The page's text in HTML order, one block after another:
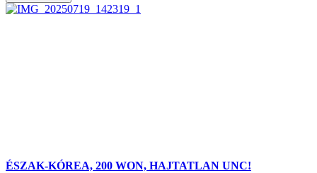
ÉSZAK-KÓREA, 200 WON, HAJTATLAN UNC!